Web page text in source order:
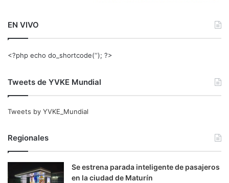
EN VIVO
<?php echo do_shortcode(‘‘); ?>
Tweets de YVKE Mundial
Tweets by YVKE_Mundial
Regionales
Se estrena parada inteligente de pasajeros
en la ciudad de Maturín